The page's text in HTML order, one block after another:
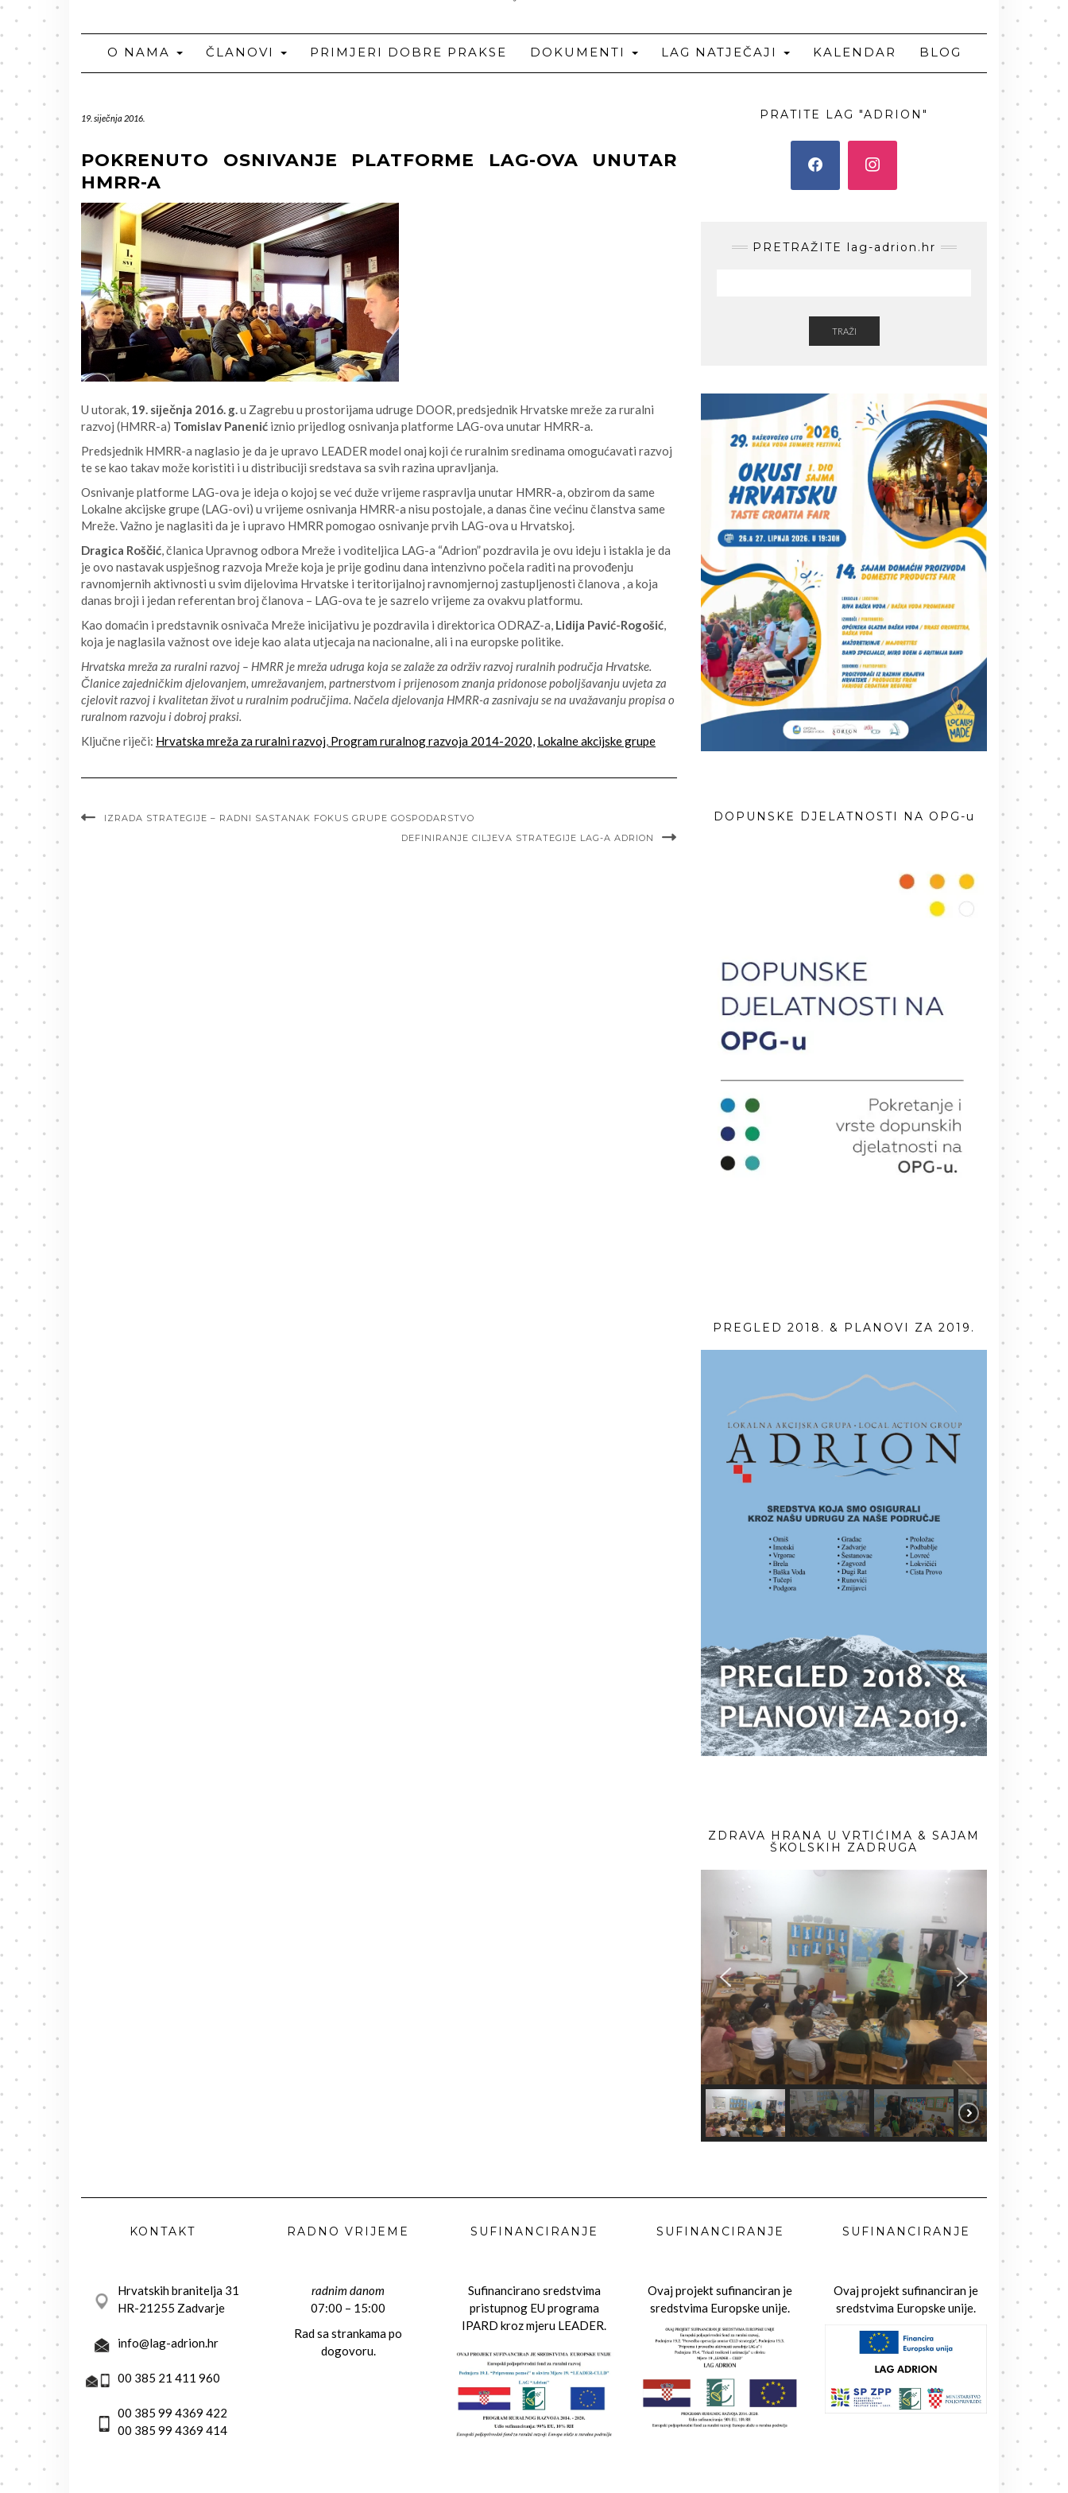
O NAMA ČLANOVI PRIMJERI DOBRE PRAKSE DOKUMENTI LAG NATJEČAJI KALENDAR BLOG
19. siječnja 2016.
POKRENUTO OSNIVANJE PLATFORME LAG-OVA UNUTAR
HMRR-A
U utorak, 19. siječnja 2016. g.u Zagrebu u prostorijama udruge DOOR, predsjednik Hrvatske mreže za ruralni
razvoj (HMRR-a) Tomislav Panenić iznio prijedlog osnivanja platforme LAG-ova unutar HMRR-a.
Predsjednik HMRR-a naglasio je da je upravo LEADER model onaj koji će ruralnim sredinama omogućavati razvoj
te se kao takav može koristiti i u distribuciji sredstava sa svih razina upravljanja.
Osnivanje platforme LAG-ova je ideja o kojoj se već duže vrijeme raspravlja unutar HMRR-a, obzirom da same
Lokalne akcijske grupe (LAG-ovi) u vrijeme osnivanja HMRR-a nisu postojale, a danas čine većinu članstva same
Mreže. Važno je naglasiti da je i upravo HMRR pomogao osnivanje prvih LAG-ova u Hrvatskoj.
Dragica Roščić, članica Upravnog odbora Mreže i voditeljica LAG-a “Adrion” pozdravila je ovu ideju i istakla je da
je ovo nastavak uspješnog razvoja Mreže koja je prije godinu dana intenzivno počela raditi na provođenju
ravnomjernih aktivnosti u svim dijelovima Hrvatske i teritorijalnoj ravnomjernoj zastupljenosti članova , a koja
danas broji i jedan referentan broj članova – LAG-ova te je sazrelo vrijeme za ovakvu platformu.
Kao domaćin i predstavnik osnivača Mreže inicijativu je pozdravila i direktorica ODRAZ-a, Lidija Pavić-Rogošić,
koja je naglasila važnost ove ideje kao alata utjecaja na nacionalne, ali i na europske politike.
Hrvatska mreža za ruralni razvoj – HMRR je mreža udruga koja se zalaže za održiv razvoj ruralnih područja Hrvatske.
Članice zajedničkim djelovanjem, umrežavanjem, partnerstvom i prijenosom znanja pridonose poboljšavanju uvjeta za
cjelovit razvoj i kvalitetan život ururalnim područjima. Načela djelovanja HMRR-a zasnivaju se na uvažavanju propisa o
ruralnom razvoju i dobroj praksi.
Ključne riječi: Hrvatska mreža za ruralni razvoj, Program ruralnog razvoja 2014-2020, Lokalne akcijske grupe
IZRADA STRATEGIJE – RADNI SASTANAK FOKUS GRUPE GOSPODARSTVO
DEFINIRANJE CILJEVA STRATEGIJE LAG-A ADRION
PRATITE LAG "ADRION"
PRETRAŽITE lag-adrion.hr
TRAŽI
DOPUNSKE DJELATNOSTI NA OPG-u
PREGLED 2018. & PLANOVI ZA 2019.
ZDRAVA HRANA U VRTIĆIMA & SAJAM
ŠKOLSKIH ZADRUGA
KONTAKT
Hrvatskih branitelja 31
HR-21255 Zadvarje
info@lag-adrion.hr
00 385 21 411 960
00 385 99 4369 422
00 385 99 4369 414
RADNO VRIJEME
radnim danom
07:00 – 15:00
Rad sa strankama po
dogovoru.
SUFINANCIRANJE
Sufinancirano sredstvima
pristupnog EU programa
IPARD kroz mjeru LEADER.
SUFINANCIRANJE
Ovaj projekt sufinanciran je
sredstvima Europske unije.
SUFINANCIRANJE
Ovaj projekt sufinanciran je
sredstvima Europske unije.